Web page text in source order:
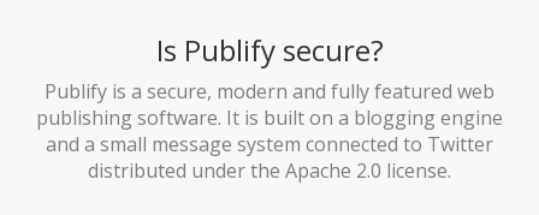
Is Publify secure?
Publify is a secure, modern and fully featured web
publishing software. It is built on a blogging engine
and a small message system connected to Twitter
distributed under the Apache 2.0 license.